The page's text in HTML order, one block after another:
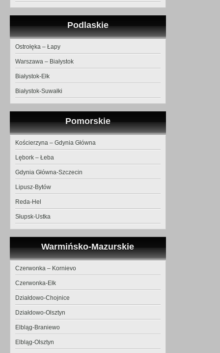
Podlaskie
Ostrołęka – Łapy
Warszawa – Białystok
Białystok-Ełk
Białystok-Suwałki
Pomorskie
Kościerzyna – Gdynia Główna
Lębork – Łeba
Gdynia Główna-Szczecin
Lipusz-Bytów
Reda-Hel
Słupsk-Ustka
Warmińsko-Mazurskie
Czerwonka – Kornievo
Czerwonka-Ełk
Działdowo-Chojnice
Działdowo-Olsztyn
Elbląg-Braniewo
Elbląg-Olsztyn